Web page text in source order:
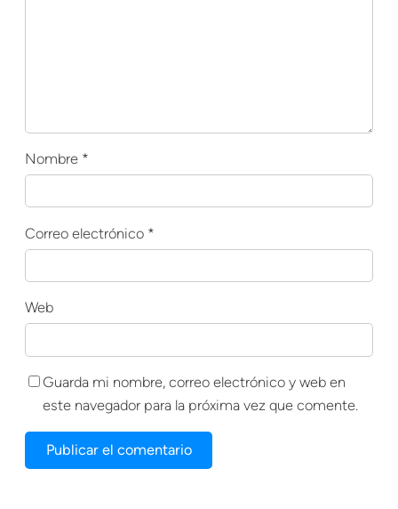
Nombre *
Correo electrónico *
Web
Guarda mi nombre, correo electrónico y web en
este navegador para la próxima vez que comente.